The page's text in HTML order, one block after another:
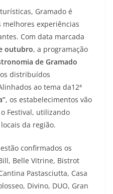
Gramado é
experiências
Com data marcada
outubro, a programação
de Gramado
distribuídos
ao tema da12ª
, os estabelecimentos vão
Festival, utilizando
da região.
confirmados os
Belle Vitrine, Bistrot
Pastasciutta, Casa
Divino, DUO, Gran